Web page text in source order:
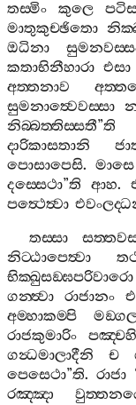
තස‍්මිං
කුලෙ
මාතුකුච‍්ඡිතො
ඔධිනා
කතාභිනීහාරා එසා
අත‍්තනාව
සුමනාත්‍වෙවස‍්සා
නිබ‍්බත‍්තිස‍්සතී”ති
දාරිකාසතානි
පොසාපෙසි.මාසෙ
දස‍්සෙථා”ති ආහ.
පත්‍ථෙත්‍වා
තස‍්සා
නිට‍්ඨාපෙත්‍වා
භික‍්ඛුසඞ‍්ඝපරිවාරො
ගන‍්ත්‍වා
රාජානං
අම‍්හාකම‍්පි
රාජකුමාරිං
පඤ‍්චහි
ගන්‍ධමාලාදීනි
ච
පෙසෙථා”ති. රාජා
රඤ‍්ඤා